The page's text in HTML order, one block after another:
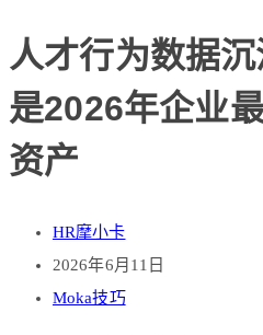
人才行为数据
是2026年企业
资产
HR摩小卡
2026年6月11日
Moka技巧